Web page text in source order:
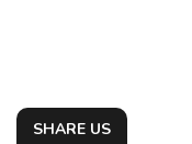
SHARE US